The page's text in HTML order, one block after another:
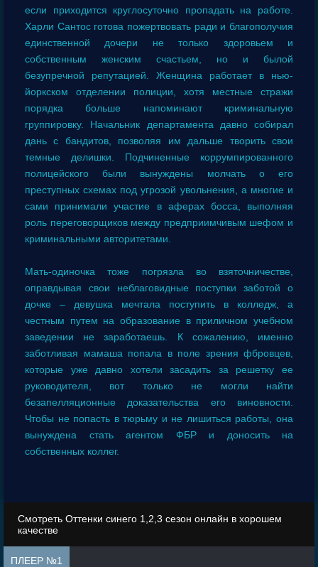
если приходится круглосуточно пропадать на работе.
Харли Сантос готова пожертвовать ради и благополучия
единственной дочери не только здоровьем и
собственным женским счастьем, но и былой
безупречной репутацией. Женщина работает в нью-
йоркском отделении полиции, хотя местные стражи
порядка больше напоминают криминальную
группировку. Начальник департамента давно собирал
дань с бандитов, позволяя им дальше творить свои
темные делишки. Подчиненные коррумпированного
полицейского были вынуждены молчать о его
преступных схемах под угрозой увольнения, а многие и
сами принимали участие в аферах босса, выполняя
роль переговорщиков между предприимчивым шефом и
криминальными авторитетами.
Мать-одиночка тоже погрязла во взяточничестве,
оправдывая свои неблаговидные поступки заботой о
дочке – девушка мечтала поступить в колледж, а
честным путем на образование в приличном учебном
заведении не заработаешь. К сожалению, именно
заботливая мамаша попала в поле зрения фбровцев,
которые уже давно хотели засадить за решетку ее
руководителя, вот только не могли найти
безапелляционные доказательства его виновности.
Чтобы не попасть в тюрьму и не лишиться работы, она
вынуждена стать агентом ФБР и доносить на
собственных коллег.
Смотреть Оттенки синего 1,2,3 сезон онлайн в хорошем
качестве
ПЛЕЕР №1